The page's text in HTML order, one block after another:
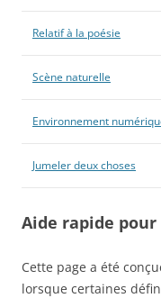
Relatif à la poésie
Scène naturelle
Environnement
Jumeler deux choses
Aide rapide
Cette page a été
lorsque certaines